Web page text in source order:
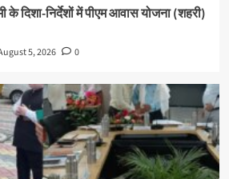
के दिशा-निर्देशों में पीएम आवास योजना (शहरी)
5, 2026 0